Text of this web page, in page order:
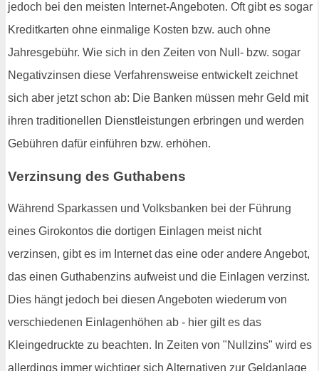
jedoch bei den meisten Internet-Angeboten. Oft gibt es sogar
Kreditkarten ohne einmalige Kosten bzw. auch ohne
Jahresgebühr. Wie sich in den Zeiten von Null- bzw. sogar
Negativzinsen diese Verfahrensweise entwickelt zeichnet
sich aber jetzt schon ab: Die Banken müssen mehr Geld mit
ihren traditionellen Dienstleistungen erbringen und werden
Gebühren dafür einführen bzw. erhöhen.
Verzinsung des Guthabens
Während Sparkassen und Volksbanken bei der Führung
eines Girokontos die dortigen Einlagen meist nicht
verzinsen, gibt es im Internet das eine oder andere Angebot,
das einen Guthabenzins aufweist und die Einlagen verzinst.
Dies hängt jedoch bei diesen Angeboten wiederum von
verschiedenen Einlagenhöhen ab - hier gilt es das
Kleingedruckte zu beachten. In Zeiten von "Nullzins" wird es
allerdings immer wichtiger sich Alternativen zur Geldanlage